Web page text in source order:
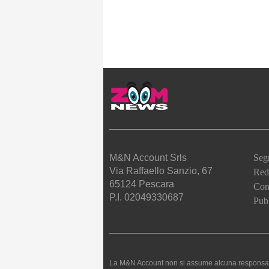
M&N Account Srls
Via Raffaello Sanzio, 67
65124 Pescara
P.I. 02049330687
La M&N Account non si assume alcuna